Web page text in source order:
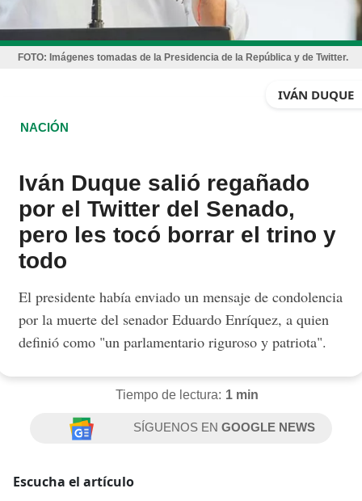
FOTO: Imágenes tomadas de la Presidencia de la República y de Twitter.
IVÁN DUQUE
NACIÓN
Iván Duque salió regañado
por el Twitter del Senado,
pero les tocó borrar el trino y
todo
El presidente había enviado un mensaje de condolencia
por la muerte del senador Eduardo Enríquez, a quien
definió como "un parlamentario riguroso y patriota".
Tiempo de lectura: 1 min
SÍGUENOS ENGOOGLE NEWS
Escucha el artículo